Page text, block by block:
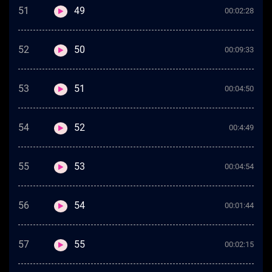
51 49 00:02:28
52 50 00:09:33
53 51 00:04:50
54 52 00:4:49
55 53 00:04:54
56 54 00:01:44
57 55 00:02:15